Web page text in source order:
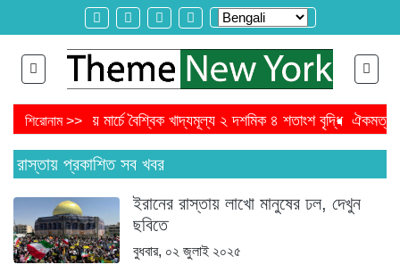
শিরোনাম >>
খরচ বাড়ায় মার্চে বৈশ্বিক খাদ্যমূল্য ২ দশমিক ৪ শতাংশ বৃদ্ধি ঐকমত্য
ওয়াকআউট এনসিপির সমাবেশে ছোটাছুটি, ড্রোনকে মিসাইল ভেবে গুজব
রাস্তায় প্রকাশিত সব খবর
ইরানের রাস্তায় লাখো মানুষের ঢল, দেখুন
ছবিতে
বুধবার, ০২ জুলাই ২০২৫